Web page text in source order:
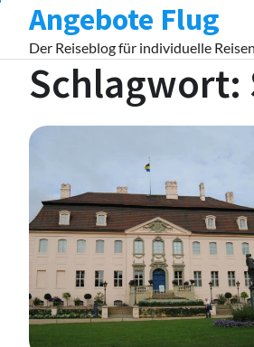
content
Angebote Flug
Der Reiseblog für individuelle
Schlagwort: